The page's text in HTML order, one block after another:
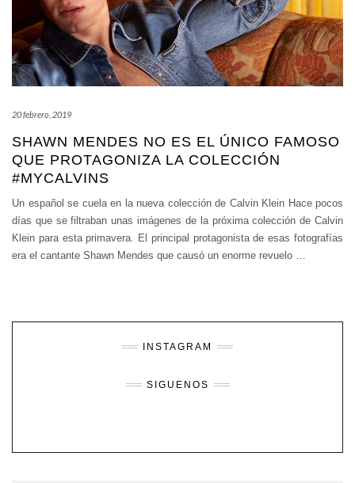
20 febrero, 2019
SHAWN MENDES NO ES EL ÚNICO FAMOSO
QUE PROTAGONIZA LA COLECCIÓN
#MYCALVINS
Un español se cuela en la nueva colección de Calvin Klein Hace pocos
días que se filtraban unas imágenes de la próxima colección de Calvin
Klein para esta primavera. El principal protagonista de esas fotografías
era el cantante Shawn Mendes que causó un enorme revuelo
INSTAGRAM
SIGUENOS